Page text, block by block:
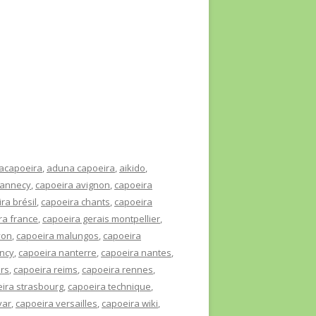
, aduna capoeira, aikido,
, capoeira avignon, capoeira
brésil, capoeira chants, capoeira
france, capoeira gerais montpellier,
, capoeira malungos, capoeira
, capoeira nanterre, capoeira nantes,
, capoeira reims, capoeira rennes,
strasbourg, capoeira technique,
, capoeira versailles, capoeira wiki,